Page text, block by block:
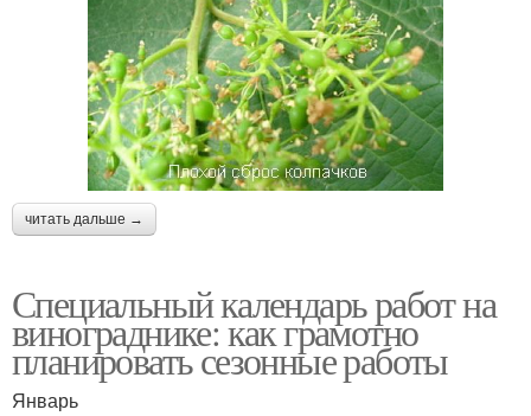
читать дальше →
Специальный календарь работ на
винограднике: как грамотно
планировать сезонные работы
Январь